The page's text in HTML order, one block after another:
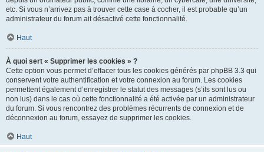
etc. Si vous n’arrivez pas à trouver cette case à cocher, il est probable qu’un
administrateur du forum ait désactivé cette fonctionnalité.
Haut
À quoi sert « Supprimer les cookies » ?
Cette option vous permet d’effacer tous les cookies générés par phpBB 3.3 qui
conservent votre authentification et votre connexion au forum. Les cookies
permettent également d’enregistrer le statut des messages (s’ils sont lus ou
non lus) dans le cas où cette fonctionnalité a été activée par un administrateur
du forum. Si vous rencontrez des problèmes récurrents de connexion et de
déconnexion au forum, essayez de supprimer les cookies.
Haut